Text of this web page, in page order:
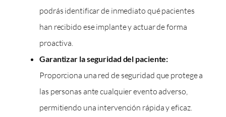
podrás identificar de inmediato qué pacientes
han recibido ese implante y actuar de forma
proactiva.
Garantizar la seguridad del paciente:
Proporciona una red de seguridad que protege a
las personas ante cualquier evento adverso,
permitiendo una intervención rápida y eficaz.